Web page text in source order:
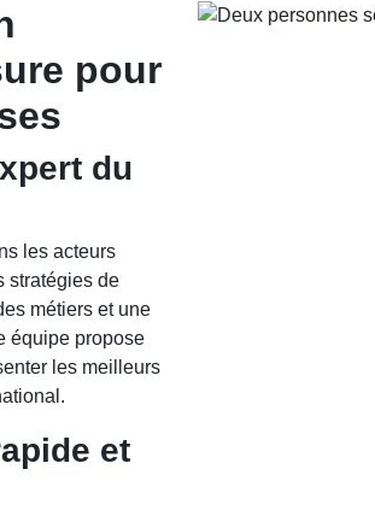
pour
du
les acteurs
stratégies de
métiers et une
équipe propose
les meilleurs
et